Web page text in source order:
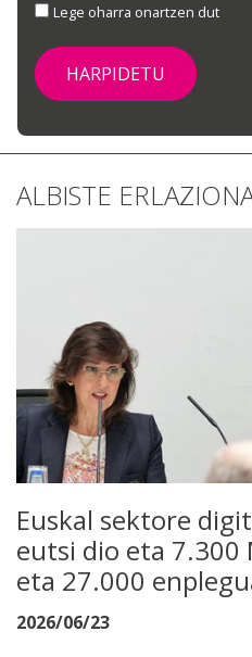
Lege oharra onartzen dut
ALBISTE
Euskal sektore
eutsi dio eta
eta 27.000
2026/06/23